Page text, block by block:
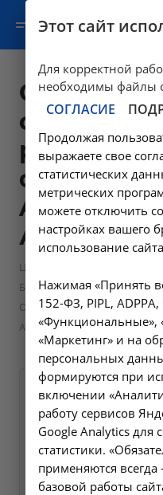
фактора в
A12.06.019
Ангарске
Цены в Ангарске
Биохимические
Определение содержания
A12.06.019 в Ангарске
Оформите заявку
мы свяжемся с
ближайшее
на все
вопросы.
Этот сайт
Для корректной
необходимы файлы
СОГЛАСИЕ
Продолжая
выражаете свое
статистических
метрических
можете отключить
настройках вашего
использование
Нажимая «Принять
152-ФЗ, PIPL, ADPPA,
«Функциональные»,
«Маркетинг» и на
персональных
формируются при
включении
работу сервисов
Google Analytics для
статистики.
применяются
базовой работы